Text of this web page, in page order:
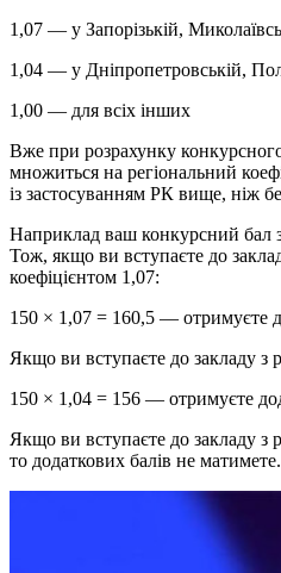
1,07 — у Запорізькій,
1,04 — у Дніпропетровській,
1,00 — для всіх інших
Вже при розрахунку
множиться на регіональний
із застосуванням РК вище, ніж
Наприклад ваш конкурсний бал
Тож, якщо ви вступаєте до
коефіцієнтом 1,07:
150 × 1,07 = 160,5 — отримуєте
Якщо ви вступаєте до закладу з
150 × 1,04 = 156 — отримуєте
Якщо ви вступаєте до закладу з
то додаткових балів не матимете.